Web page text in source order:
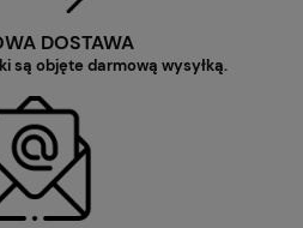
DOSTAWA
są objęte darmową wysyłką.